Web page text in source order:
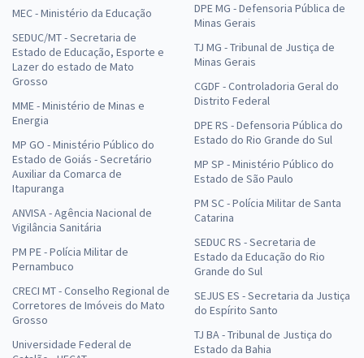
MEC - Ministério da Educação
SEDUC/MT - Secretaria de
Estado de Educação, Esporte e
Lazer do estado de Mato
Grosso
MME - Ministério de Minas e
Energia
MP GO - Ministério Público do
Estado de Goiás - Secretário
Auxiliar da Comarca de
Itapuranga
ANVISA - Agência Nacional de
Vigilância Sanitária
PM PE - Polícia Militar de
Pernambuco
CRECI MT - Conselho Regional de
Corretores de Imóveis do Mato
Grosso
Universidade Federal de
DPE MG - Defensoria Pública de
Minas Gerais
TJ MG - Tribunal de Justiça de
Minas Gerais
CGDF - Controladoria Geral do
Distrito Federal
DPE RS - Defensoria Pública do
Estado do Rio Grande do Sul
MP SP - Ministério Público do
Estado de São Paulo
PM SC - Polícia Militar de Santa
Catarina
SEDUC RS - Secretaria de
Estado da Educação do Rio
Grande do Sul
SEJUS ES - Secretaria da Justiça
do Espírito Santo
TJ BA - Tribunal de Justiça do
Estado da Bahia